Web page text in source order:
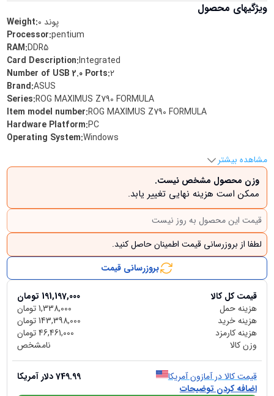
ویژگیهای محصول
Weight:0 پوند
Processor:‎pentium
RAM:‎DDR5
Card Description:‎Integrated
Number of USB 2.0 Ports:‎2
Brand:‎ASUS
Series:‎ROG MAXIMUS Z790 FORMULA
Item model number:‎ROG MAXIMUS Z790 FORMULA
Hardware Platform:‎PC
Operating System:‎Windows
مشاهده بیشتر
وزن محصول مشخص نیست.
ممکن است هزینه نهایی تغییر یابد.
قیمت این محصول به روز نیست
لطفا از بروزرسانی قیمت اطمینان حاصل کنید.
بروزرسانی قیمت
قیمت کل کالا 191,197,000 تومان
هزینه حمل
1,338,000تومان
هزینه خرید
143,398,000تومان
هزینه کارمزد
46,461,000تومان
وزن کالا
نامشخص
قیمت کالا در آمازون آمریکا 749.99دلار آمریکا
اضافه کردن توضیحات